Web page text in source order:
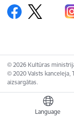
Language
© 2026 Kultūras
© 2020 Valsts kanceleja,
aizsargātas.